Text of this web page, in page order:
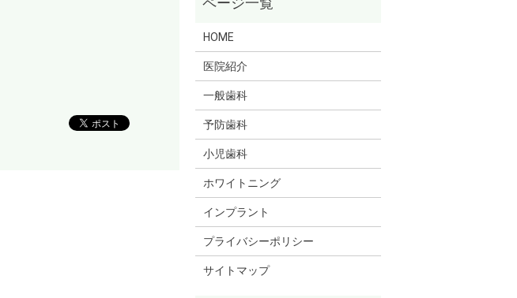
HOME
医院紹介
一般歯科
予防歯科
小児歯科
ホワイトニング
インプラント
プライバシーポリシー
サイトマップ